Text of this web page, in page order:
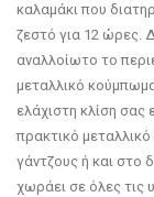
καλαμάκι που
ζεστό για 12 ώρες.
αναλλοίωτο το
μεταλλικό
ελάχιστη κλίση σας
πρακτικό
γάντζους ή και στο
χωράει σε όλες τις